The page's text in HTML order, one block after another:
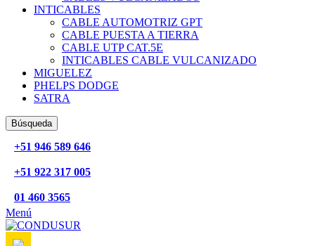
INTICABLES
CABLE AUTOMOTRIZ GPT
CABLE PUESTA A TIERRA
CABLE UTP CAT.5E
INTICABLES CABLE VULCANIZADO
MIGUELEZ
PHELPS DODGE
SATRA
Búsqueda
+51 946 589 646
+51 922 317 005
01 460 3565
Menú